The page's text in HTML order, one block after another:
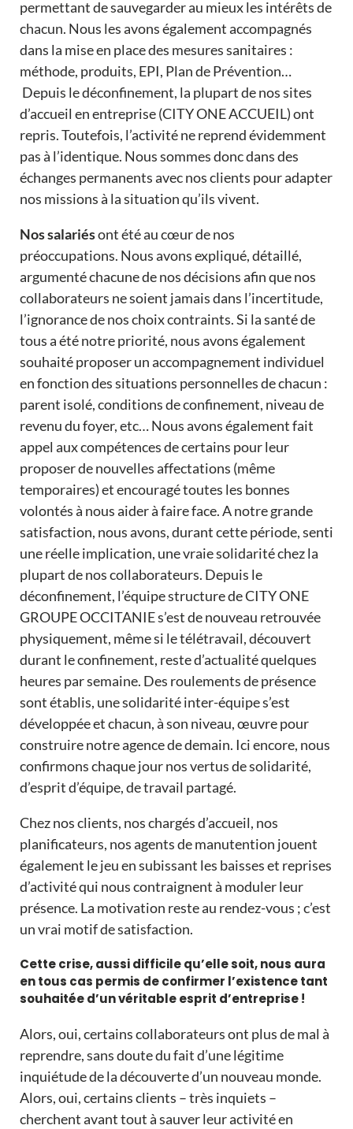
permettant de sauvegarder au mieux les intérêts de
chacun. Nous les avons également accompagnés
dans la mise en place des mesures sanitaires :
méthode, produits, EPI, Plan de Prévention…
Depuis le déconfinement, la plupart de nos sites
d’accueil en entreprise (CITY ONE ACCUEIL) ont
repris. Toutefois, l’activité ne reprend évidemment
pas à l’identique. Nous sommes donc dans des
échanges permanents avec nos clients pour adapter
nos missions à la situation qu’ils vivent.
Nos salariésont été au cœur de nos
préoccupations. Nous avons expliqué, détaillé,
argumenté chacune de nos décisions afin que nos
collaborateurs ne soient jamais dans l’incertitude,
l’ignorance de nos choix contraints. Si la santé de
tous a été notre priorité, nous avons également
souhaité proposer un accompagnement individuel
en fonction des situations personnelles de chacun :
parent isolé, conditions de confinement, niveau de
revenu du foyer, etc… Nous avons également fait
appel aux compétences de certains pour leur
proposer de nouvelles affectations (même
temporaires) et encouragé toutes les bonnes
volontés à nous aider à faire face. A notre grande
satisfaction, nous avons, durant cette période, senti
une réelle implication, une vraie solidarité chez la
plupart de nos collaborateurs. Depuis le
déconfinement, l’équipe structure de CITY ONE
GROUPE OCCITANIE s’est de nouveau retrouvée
physiquement, même si le télétravail, découvert
durant le confinement, reste d’actualité quelques
heures par semaine. Des roulements de présence
sont établis, une solidarité inter-équipe s’est
développée et chacun, à son niveau, œuvre pour
construire notre agence de demain. Ici encore, nous
confirmons chaque jour nos vertus de solidarité,
d’esprit d’équipe, de travail partagé.
Chez nos clients, nos chargés d’accueil, nos
planificateurs, nos agents de manutention jouent
également le jeu en subissant les baisses et reprises
d’activité qui nous contraignent à moduler leur
présence. La motivation reste au rendez-vous ; c’est
un vrai motif de satisfaction.
Cette crise, aussi difficile qu’elle soit, nous aura
en tous cas permis de confirmer l’existence tant
souhaitée d’un véritable esprit d’entreprise !
Alors, oui, certains collaborateurs ont plus de mal à
reprendre, sans doute du fait d’une légitime
inquiétude de la découverte d’un nouveau monde.
Alors, oui, certains clients – très inquiets –
cherchent avant tout à sauver leur activité en